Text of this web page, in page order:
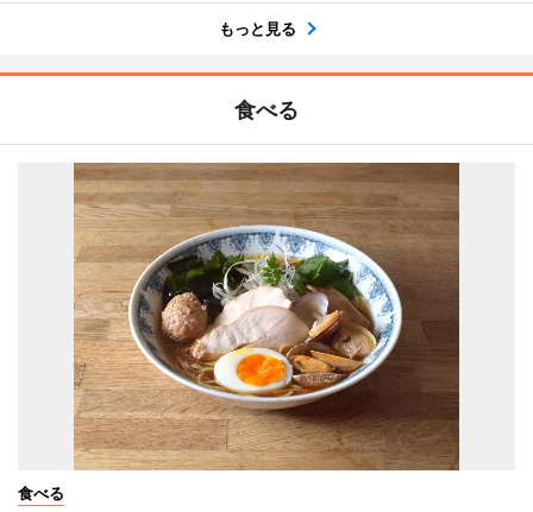
もっと見る
食べる
食べる